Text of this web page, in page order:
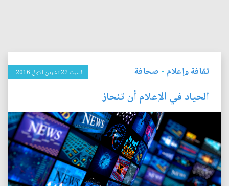
ثقافة وإعلام - صحافة السبت 22 تشرين الاول 2016
الحياد في الإعلام أن تنحاز